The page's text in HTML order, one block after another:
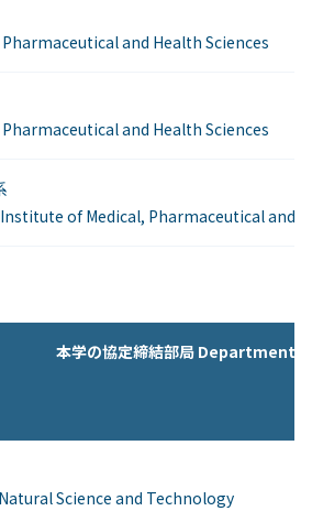
and Health Sciences
and Health Sciences
of Medical, Pharmaceutical and
本学の協定締結部局 Departments
Science and Technology